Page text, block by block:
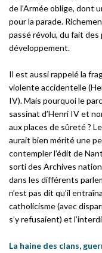
de l’Armée oblige, dont
pour la parade.
passé révolu, du fait des
développement.
Il est aussi rappelé la
violente accidentelle
IV). Mais pourquoi le
sassinat d’Henri IV et
aux places de sûreté ?
aurait bien mérité une
contempler l’édit de
sorti des Archives
dans les différents
n’est pas dit qu’il
catholicisme (avec
s’y refusaient) et
La haine des clans,